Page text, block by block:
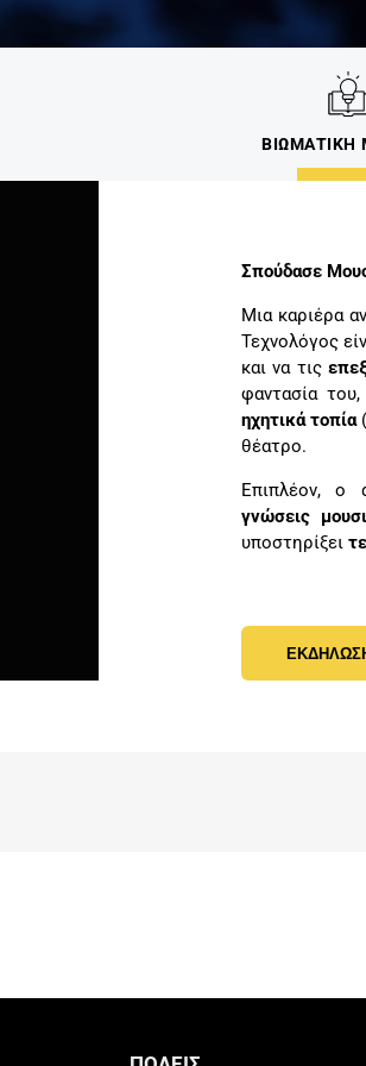
ΒΙΩΜΑΤΙΚΗ
Σπούδασε
Μια καριέρα
Τεχνολόγος
και να τις
φαντασία
ηχητικά τοπία
θέατρο.
Επιπλέον, ο
γνώσεις
υποστηρίξει